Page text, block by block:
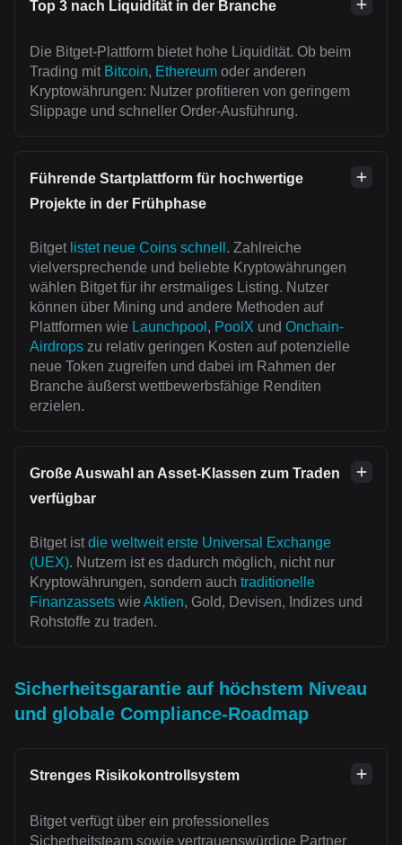
Top 3 nach Liquidität in der Branche
Die Bitget-Plattform bietet hohe Liquidität. Ob beim
Trading mit Bitcoin, Ethereum oder anderen
Kryptowährungen: Nutzer profitieren von geringem
Slippage und schneller Order-Ausführung.
Führende Startplattform für hochwertige
Projekte in der Frühphase
Bitget listet neue Coins schnell . Zahlreiche
vielversprechende und beliebte Kryptowährungen
wählen Bitget für ihr erstmaliges Listing. Nutzer
können über Mining und andere Methoden auf
Plattformen wie Launchpool , PoolX und Onchain-
Airdrops zu relativ geringen Kosten auf potenzielle
neue Token zugreifen und dabei im Rahmen der
Branche äußerst wettbewerbsfähige Renditen
erzielen.
Große Auswahl an Asset-Klassen zum Traden
verfügbar
Bitget ist die weltweit erste Universal Exchange
(UEX). Nutzern ist es dadurch möglich, nicht nur
Kryptowährungen, sondern auch traditionelle
Finanzassets wie Aktien, Gold, Devisen, Indizes und
Rohstoffe zu traden.
Sicherheitsgarantie auf höchstem Niveau
und globale Compliance-Roadmap
Strenges Risikokontrollsystem
Bitget verfügt über ein professionelles
Sicherheitsteam sowie vertrauenswürdige Partner